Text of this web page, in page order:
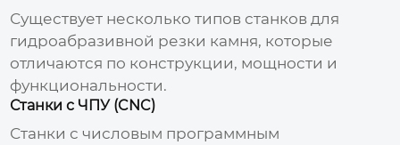
Существует несколько типов станков для
гидроабразивной резки камня, которые
отличаются по конструкции, мощности и
функциональности.
Станки с ЧПУ (CNC)
Станки с числовым программным